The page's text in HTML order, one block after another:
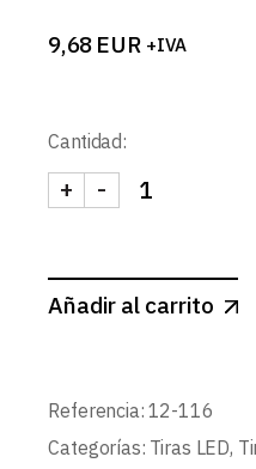
9,68 EUR +IVA
Cantidad:
TIRA 12V BASIC
-
+
Añadir al carrito
Referencia: 12-116
Categorías: Tiras LED,